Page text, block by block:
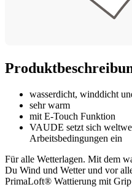
wasserdicht, winddicht
sehr warm
mit E-Touch Funktion
VAUDE setzt sich
Arbeitsbedingungen ein
Für alle Wetterlagen. Mit dem
Du Wind und Wetter und vor
PrimaLoft® Wattierung mit